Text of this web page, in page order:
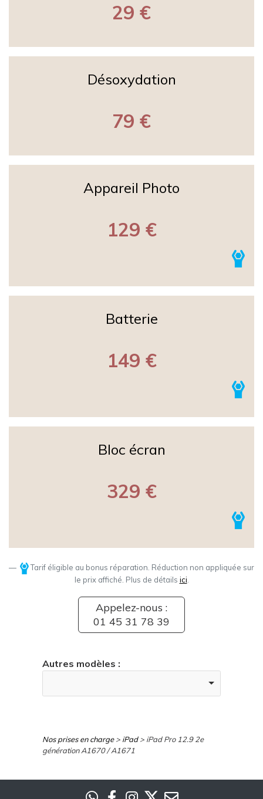
29 €
Désoxydation
79 €
Appareil Photo
129 €
Batterie
149 €
Bloc écran
329 €
Tarif éligible au bonus réparation. Réduction non appliquée sur
le prix affiché. Plus de détails ici
Appelez-nous :
01 45 31 78 39
Autres modèles :
Nos prises en charge> iPad> iPad Pro 12.9 2e
génération A1670 / A1671